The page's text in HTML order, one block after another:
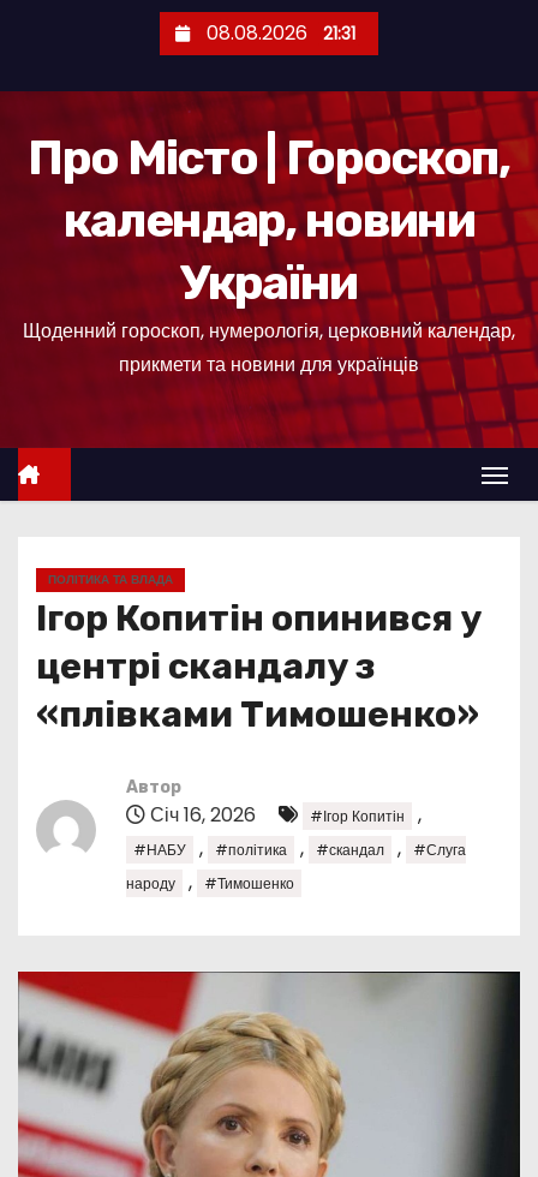
е
08.08.2026 21:31
Про Місто | Гороскоп,
календар, новини
України
Щоденний гороскоп, нумерологія, церковний календар,
прикмети та новини для українців
ПОЛІТИКА ТА ВЛАДА
Ігор Копитін опинився у
центрі скандалу з
«плівками Тимошенко»
Автор
Січ 16, 2026 #Ігор Копитін ,
#НАБУ , #політика , #скандал ,
#Слуга
народу
, #Тимошенко